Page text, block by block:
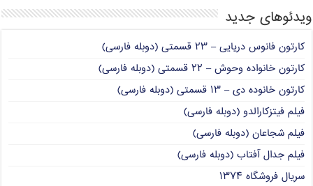
ویدئوهای جدید
کارتون فانوس دریایی – ۲۳ قسمتی (دوبله فارسی)
کارتون خانواده وحوش – ۲۲ قسمتی (دوبله فارسی)
کارتون خانوده دی – ۱۳ قسمتی (دوبله فارسی)
فیلم فیتزکارالدو (دوبله فارسی)
فیلم شجاعان (دوبله فارسی)
فیلم جدال آفتاب (دوبله فارسی)
سریال فروشگاه ۱۳۷۴